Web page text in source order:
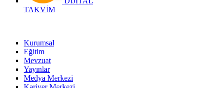
TAKVİM
Kurumsal
Eğitim
Mevzuat
Yayınlar
Medya Merkezi